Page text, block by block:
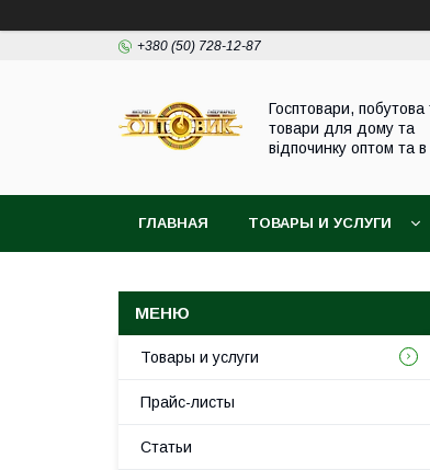
+380 (50) 728-12-87
Госптовари, побутова
товари для дому та
відпочинку оптом та
ГЛАВНАЯ ТОВАРЫ И УСЛУГИ
Товары и услуги
Прайс-листы
Статьи